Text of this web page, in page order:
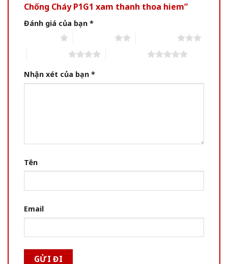
Chống Cháy P1G1 xam thanh thoa hiem”
Đánh giá của bạn *
Nhận xét của bạn *
Tên
Email